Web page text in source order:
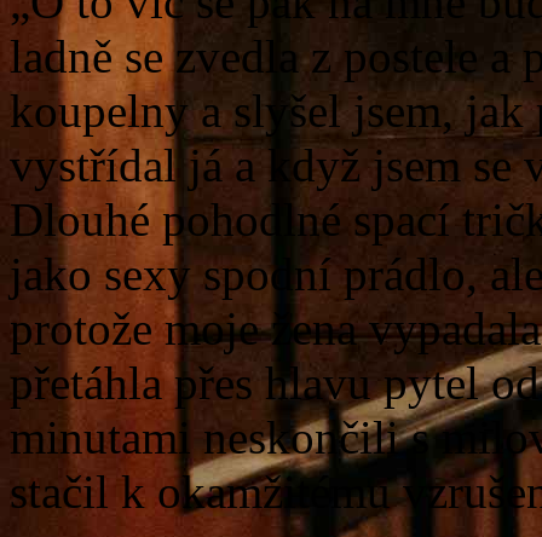
ladně se zvedla z postele a
koupelny a slyšel jsem,
vystřídal já a když jsem se
Dlouhé pohodlné spací
jako sexy spodní prádlo,
protože moje žena
přetáhla přes hlavu pytel
minutami neskončili s
stačil k okamžitému